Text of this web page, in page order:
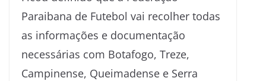
Paraibana de Futebol vai recolher todas
as informações e documentação
necessárias com Botafogo, Treze,
Campinense, Queimadense e Serra